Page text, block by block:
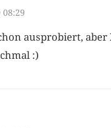
08:29
ausprobiert,
:)